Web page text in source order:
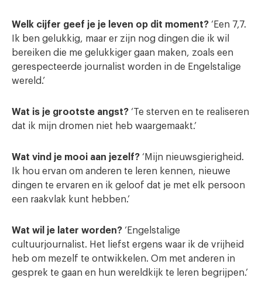
Welk cijfer geef je je leven op dit moment? ‘Een 7,7.
Ik ben gelukkig, maar er zijn nog dingen die ik wil
bereiken die me gelukkiger gaan maken, zoals een
gerespecteerde journalist worden in de Engelstalige
wereld.’
Wat is je grootste angst? ‘Te sterven en te realiseren
dat ik mijn dromen niet heb waargemaakt.’
Wat vind je mooi aan jezelf? ‘Mijn nieuwsgierigheid.
Ik hou ervan om anderen te leren kennen, nieuwe
dingen te ervaren en ik geloof dat je met elk persoon
een raakvlak kunt hebben.’
Wat wil je later worden? ‘Engelstalige
cultuurjournalist. Het liefst ergens waar ik de vrijheid
heb om mezelf te ontwikkelen. Om met anderen in
gesprek te gaan en hun wereldkijk te leren begrijpen.’